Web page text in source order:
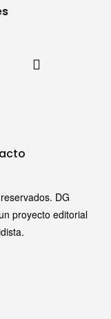
DG
proyecto editorial